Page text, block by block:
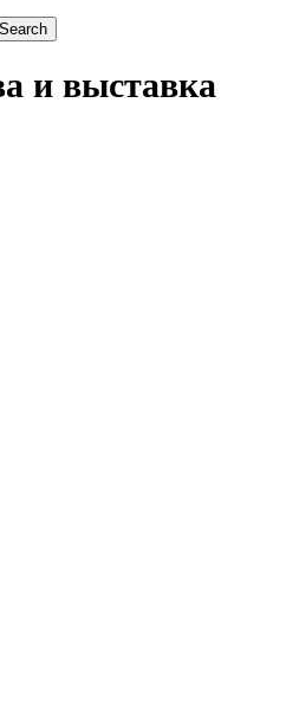
Search
и выставка